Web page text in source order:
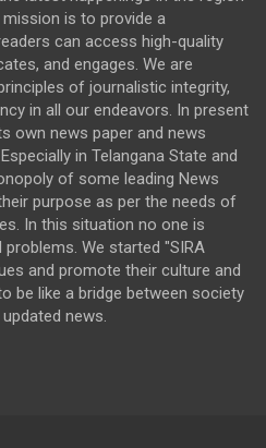
mission is to provide a
can access high-quality
and engages. We are
of journalistic integrity,
in all our endeavors. In present
own news paper and news
in Telangana State and
of some leading News
purpose as per the needs of
In this situation no one is
We started "SIRA
and promote their culture and
be like a bridge between society
news.